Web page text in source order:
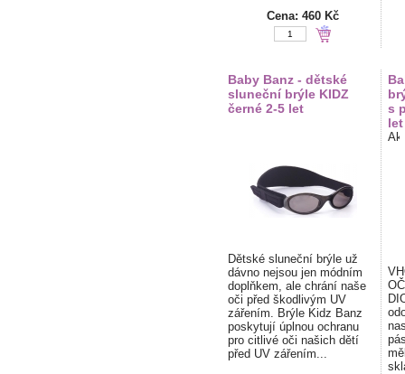
Cena: 460 Kč
Baby Banz - dětské
sluneční brýle KIDZ
černé 2-5 let
Dětské sluneční brýle už
dávno nejsou jen módním
doplňkem, ale chrání naše
oči před škodlivým UV
zářením. Brýle Kidz Banz
poskytují úplnou ochranu
pro citlivé oči našich dětí
před UV zářením...
s
let